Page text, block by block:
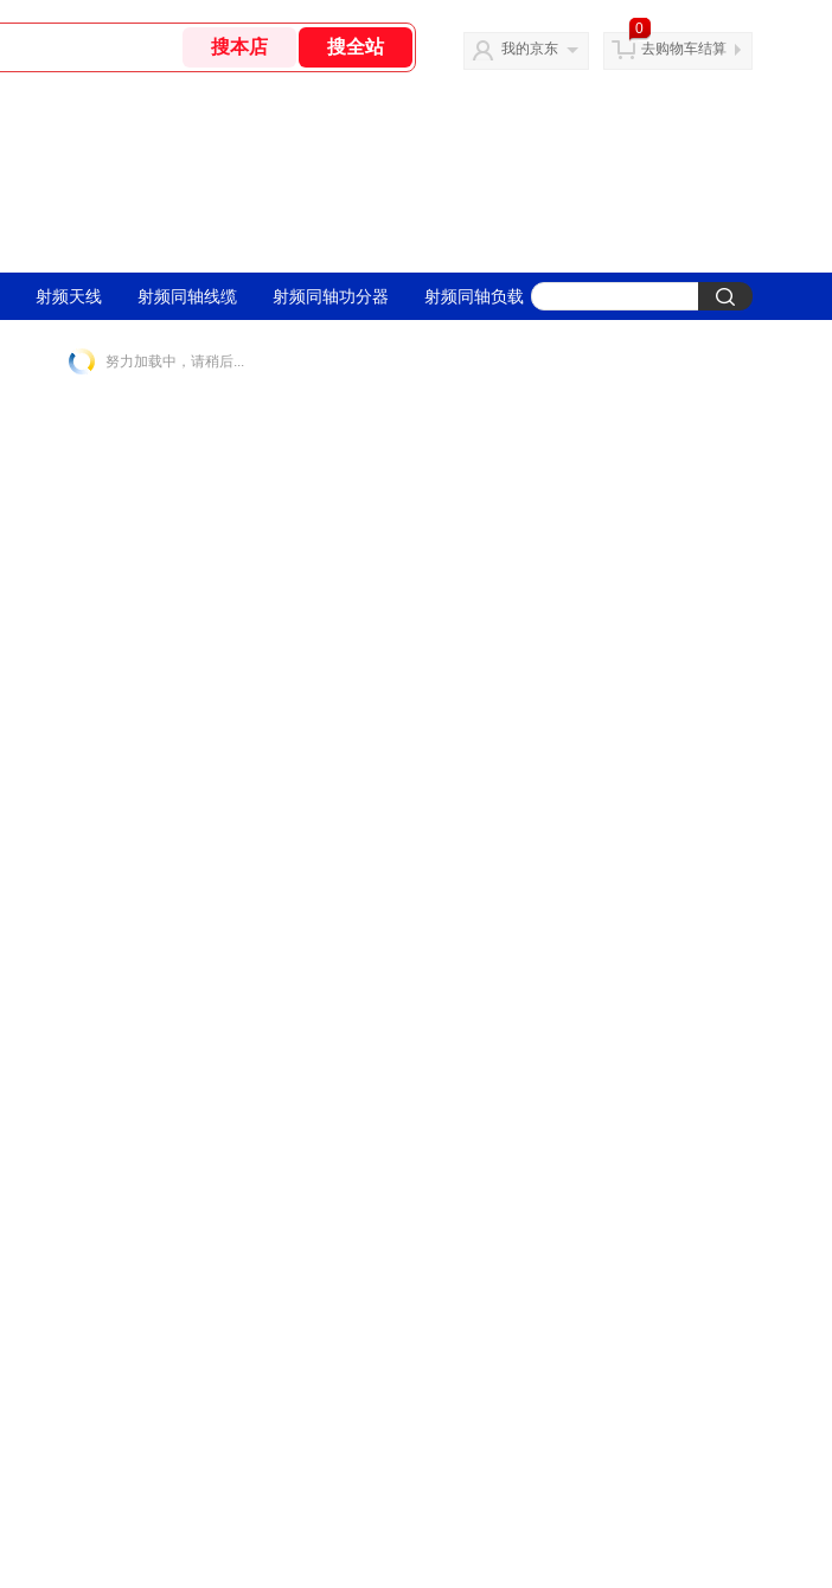
我的京东
0
去购物车结算
射频天线 射频同轴线缆 射频同轴功分器 射频同轴负载
努力加载中，请稍后...